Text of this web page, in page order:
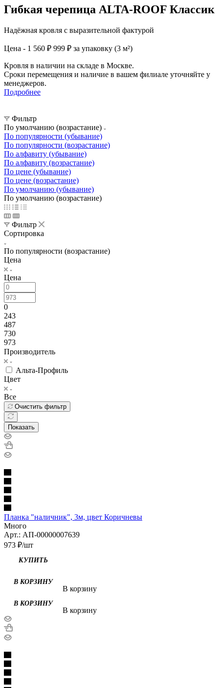
Гибкая черепица ALTA-ROOF Классик
Надёжная кровля с выразительной фактурой
Цена - 1 560 ₽ 999 ₽ за упаковку (3 м²)
Кровля в наличии на складе в Москве.
Сроки перемещения и наличие в вашем филиале уточняйте у
менеджеров.
Подробнее
Фильтр
По умолчанию (возрастание)
По популярности (убывание)
По популярности (возрастание)
По алфавиту (убывание)
По алфавиту (возрастание)
По цене (убывание)
По цене (возрастание)
По умолчанию (убывание)
По умолчанию (возрастание)
Фильтр
Сортировка
По популярности (возрастание)
Цена
Цена
0
243
487
730
973
Производитель
Альта-Профиль
Цвет
Все
Очистить фильтр
Показать
Планка "наличник", 3м, цвет Коричневы
Много
Арт.: АП-00000007639
973 ₽/шт
КУПИТЬ
В корзину
В корзину